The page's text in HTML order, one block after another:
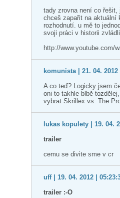
tady zrovna není co
chceš zapařit na aktuální
rozhodnutí. u mě to
svoji práci v historii
http://www.youtube.com/
komunista | 21. 04. 2012
A co teď? Logicky jsem
oni to takhle blbě
vybrat Skrillex vs. The
lukas kopulety | 19. 04.
trailer
cemu se divite sme v cr
uff | 19. 04. 2012 |
trailer :-O